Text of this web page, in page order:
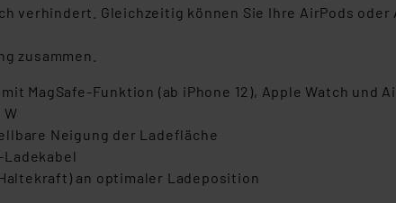
verhindert. Gleichzeitig können Sie Ihre AirPods oder
zusammen.
MagSafe-Funktion (ab iPhone 12), Apple Watch und
Neigung der Ladefläche
Ladekabel
an optimaler Ladeposition